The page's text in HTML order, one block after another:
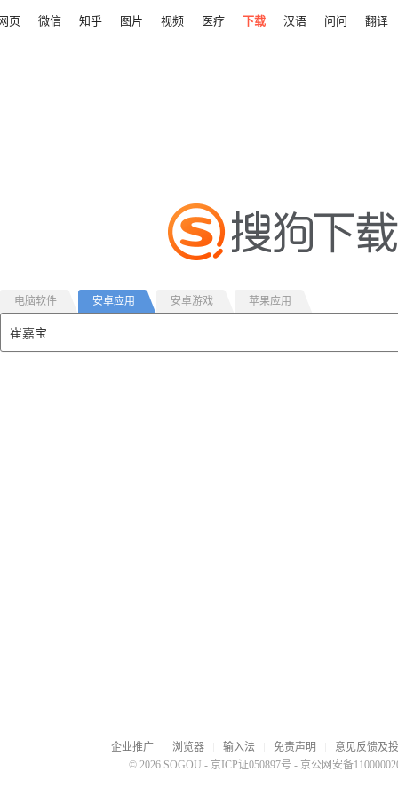
页 微信 知乎 图片 视频 医疗 下载 汉语 问问 翻译
电脑软件 安卓应用 安卓游戏 苹果应用
企业推广 浏览器 输入法 免责声明
意见反馈及
© 2026 SOGOU - 京ICP证050897号 - 京公网安备